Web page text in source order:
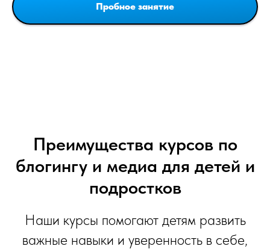
Пробное занятие
Преимущества курсов по
блогингу и медиа для детей и
подростков
Наши курсы помогают детям развить
важные навыки и уверенность в себе,